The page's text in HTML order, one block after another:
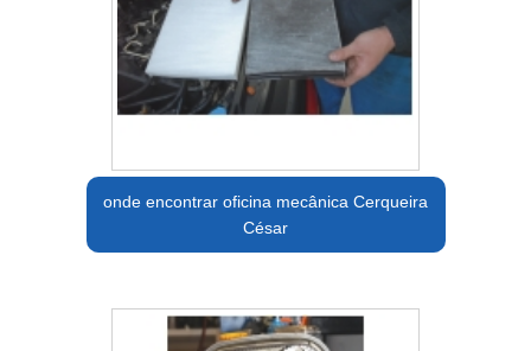
onde encontrar oficina mecânica Cerqueira
César